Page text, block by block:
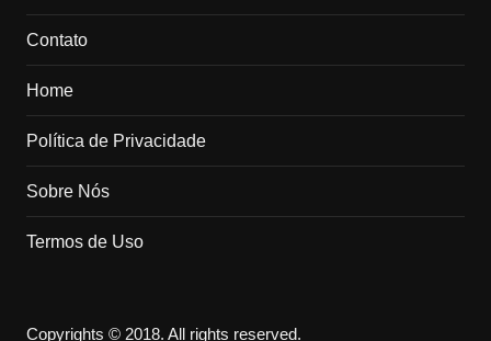
Contato
Home
Política de Privacidade
Sobre Nós
Termos de Uso
Copyrights © 2018. All rights reserved.